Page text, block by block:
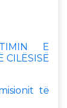
E
CILËSISË
të